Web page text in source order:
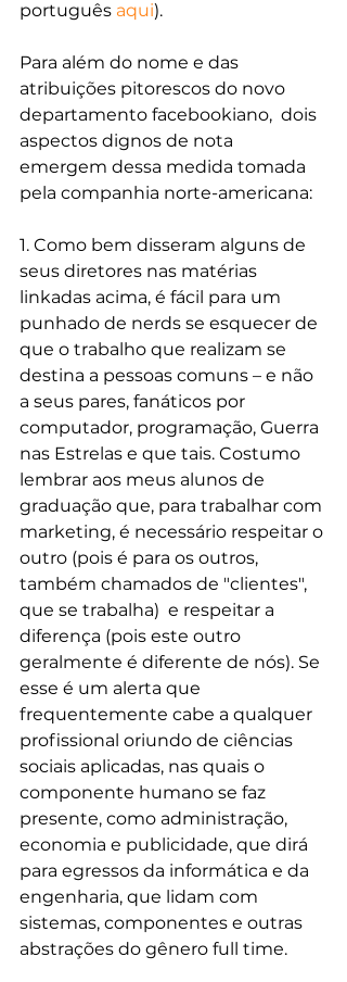
português aqui).
Para além do nome e das
atribuições pitorescos do novo
departamento facebookiano,  dois
aspectos dignos de nota
emergem dessa medida tomada
pela companhia norte-americana:
1. Como bem disseram alguns de
seus diretores nas matérias
linkadas acima, é fácil para um
punhado de nerds se esquecer de
que o trabalho que realizam se
destina a pessoas comuns – e não
a seus pares, fanáticos por
computador, programação, Guerra
nas Estrelas e que tais. Costumo
lembrar aos meus alunos de
graduação que, para trabalhar com
marketing, é necessário respeitar o
outro (pois é para os outros,
também chamados de "clientes",
que se trabalha)  e respeitar a
diferença (pois este outro
geralmente é diferente de nós). Se
esse é um alerta que
frequentemente cabe a qualquer
profissional oriundo de ciências
sociais aplicadas, nas quais o
componente humano se faz
presente, como administração,
economia e publicidade, que dirá
para egressos da informática e da
engenharia, que lidam com
sistemas, componentes e outras
abstrações do gênero full time.